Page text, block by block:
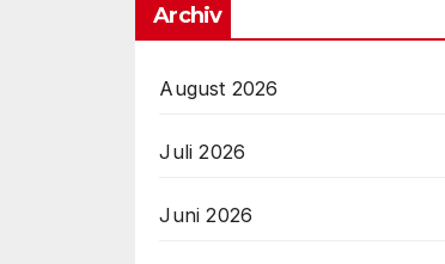
Archiv
August 2026
Juli 2026
Juni 2026